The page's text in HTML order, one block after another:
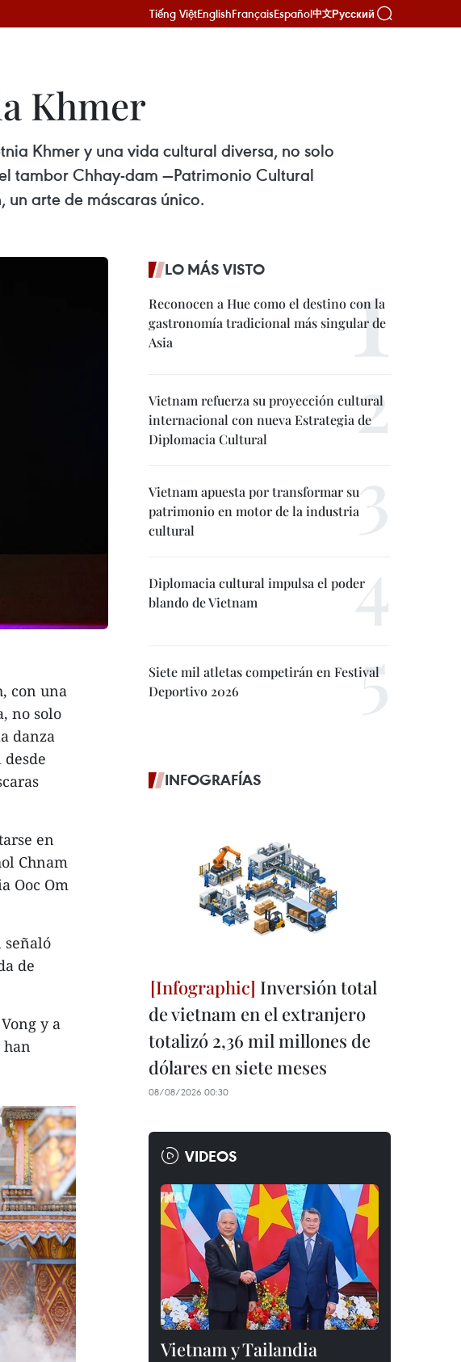
Tiếng ViệtEnglishFrançaisEspañol中文Русский
Khmer
Khmer y una vida cultural diversa, no solo
tambor Chhay-dam —Patrimonio Cultural
arte de máscaras único.
con una
no solo
danza
en
Chnam
Ooc Om
señaló
de
y a
han
LO MÁS VISTO
Reconocen a Hue como el destino con la
gastronomía tradicional más singular de
Asia
Vietnam refuerza su proyección cultural
internacional con nueva Estrategia de
Diplomacia Cultural
Vietnam apuesta por transformar su
patrimonio en motor de la industria
cultural
Diplomacia cultural impulsa el poder
blando de Vietnam
Siete mil atletas competirán en Festival
Deportivo 2026
INFOGRAFÍAS
Inversión total
de vietnam en el extranjero
totalizó 2,36 mil millones de
dólares en siete meses
08/08/2026 00:30
VIDEOS
Vietnam y Tailandia